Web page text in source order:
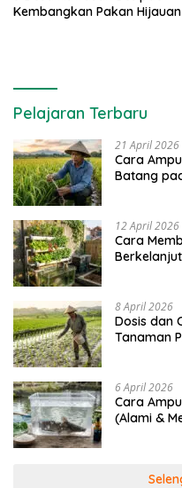
Kembangkan Pakan Hijauan
Pelajaran Terbaru
21 April 2026
Cara
Batang
12 April 2026
Cara
8 April 2026
Dosis dan
Tanaman
6 April 2026
Cara
(Alami &